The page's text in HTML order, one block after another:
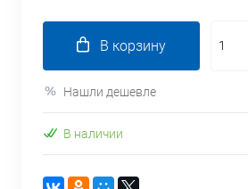
В корзину
Нашли дешевле
В наличии